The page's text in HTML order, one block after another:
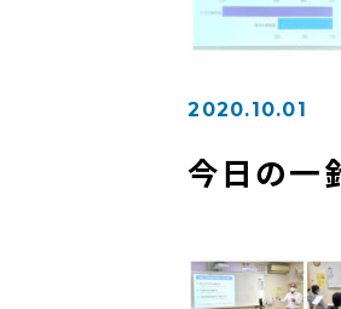
2020.10.01
今日の一